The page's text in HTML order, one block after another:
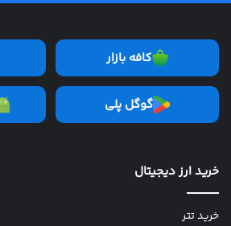
کافه بازار
گوگل پلی
خرید ارز دیجیتال
خرید تتر